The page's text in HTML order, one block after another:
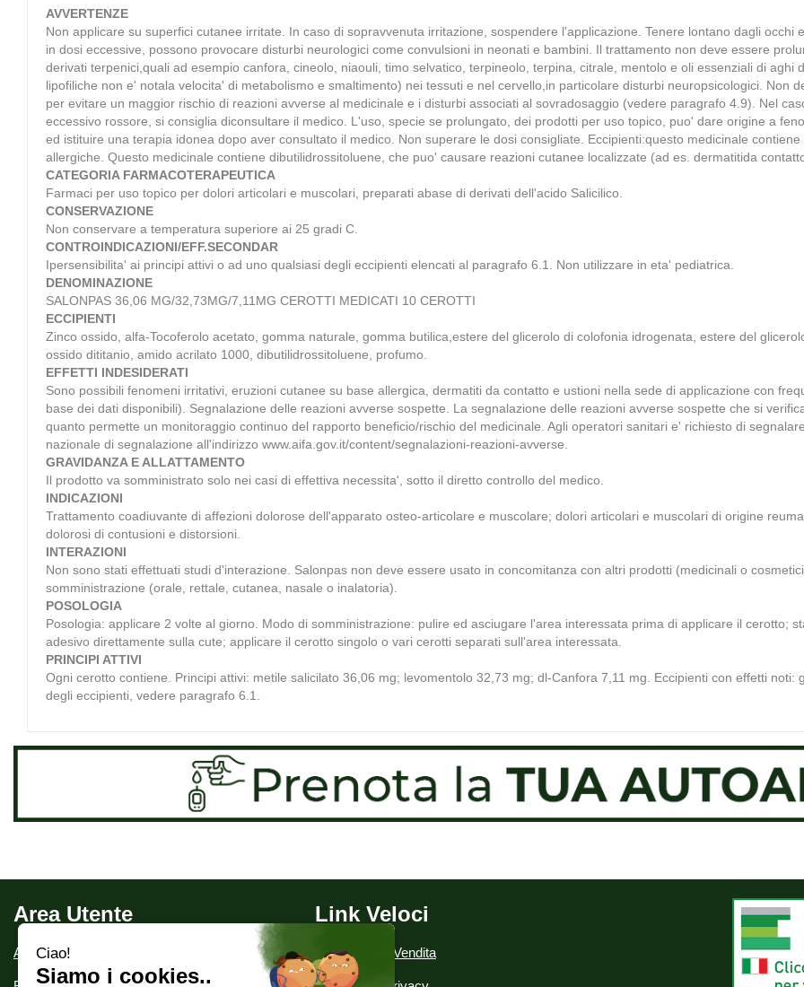
AVVERTENZE
Non applicare su superfici cutanee irritate. In caso di sopravvenuta irritazione, sospendere l'applicazione. Tenere lontano dagli occhi
in dosi eccessive, possono provocare disturbi neurologici come convulsioni in neonati e bambini. Il trattamento non deve essere
derivati terpenici,quali ad esempio canfora, cineolo, niaouli, timo selvatico, terpineolo, terpina, citrale, mentolo e oli essenziali di
lipofiliche non e' notala velocita' di metabolismo e smaltimento) nei tessuti e nel cervello,in particolare disturbi neuropsicologici. Non
per evitare un maggior rischio di reazioni avverse al medicinale e i disturbi associati al sovradosaggio (vedere paragrafo 4.9). Nel
eccessivo rossore, si consiglia diconsultare il medico. L'uso, specie se prolungato, dei prodotti per uso topico, puo' dare origine a
ed istituire una terapia idonea dopo aver consultato il medico. Non superare le dosi consigliate. Eccipienti:questo medicinale
allergiche. Questo medicinale contiene dibutilidrossitoluene, che puo' causare reazioni cutanee localizzate (ad es. dermatitida
CATEGORIA FARMACOTERAPEUTICA
Farmaci per uso topico per dolori articolari e muscolari, preparati abase di derivati dell'acido Salicilico.
CONSERVAZIONE
Non conservare a temperatura superiore ai 25 gradi C.
CONTROINDICAZIONI/EFF.SECONDAR
Ipersensibilita' ai principi attivi o ad uno qualsiasi degli eccipienti elencati al paragrafo 6.1. Non utilizzare in eta' pediatrica.
DENOMINAZIONE
SALONPAS 36,06 MG/32,73MG/7,11MG CEROTTI MEDICATI 10 CEROTTI
ECCIPIENTI
Zinco ossido, alfa-Tocoferolo acetato, gomma naturale, gomma butilica,estere del glicerolo di colofonia idrogenata, estere del
ossido dititanio, amido acrilato 1000, dibutilidrossitoluene, profumo.
EFFETTI INDESIDERATI
Sono possibili fenomeni irritativi, eruzioni cutanee su base allergica, dermatiti da contatto e ustioni nella sede di applicazione con
base dei dati disponibili). Segnalazione delle reazioni avverse sospette. La segnalazione delle reazioni avverse sospette che si
quanto permette un monitoraggio continuo del rapporto beneficio/rischio del medicinale. Agli operatori sanitari e' richiesto di
nazionale di segnalazione all'indirizzo www.aifa.gov.it/content/segnalazioni-reazioni-avverse.
GRAVIDANZA E ALLATTAMENTO
Il prodotto va somministrato solo nei casi di effettiva necessita', sotto il diretto controllo del medico.
INDICAZIONI
Trattamento coadiuvante di affezioni dolorose dell'apparato osteo-articolare e muscolare; dolori articolari e muscolari di origine
dolorosi di contusioni e distorsioni.
INTERAZIONI
Non sono stati effettuati studi d'interazione. Salonpas non deve essere usato in concomitanza con altri prodotti (medicinali o
somministrazione (orale, rettale, cutanea, nasale o inalatoria).
POSOLOGIA
Posologia: applicare 2 volte al giorno. Modo di somministrazione: pulire ed asciugare l'area interessata prima di applicare il cerotto;
adesivo direttamente sulla cute; applicare il cerotto singolo o vari cerotti separati sull'area interessata.
PRINCIPI ATTIVI
Ogni cerotto contiene. Principi attivi: metile salicilato 36,06 mg; levomentolo 32,73 mg; dl-Canfora 7,11 mg. Eccipienti con effetti
degli eccipienti, vedere paragrafo 6.1.
Area Utente
Area utente
Link Veloci
Condizioni di Vendita